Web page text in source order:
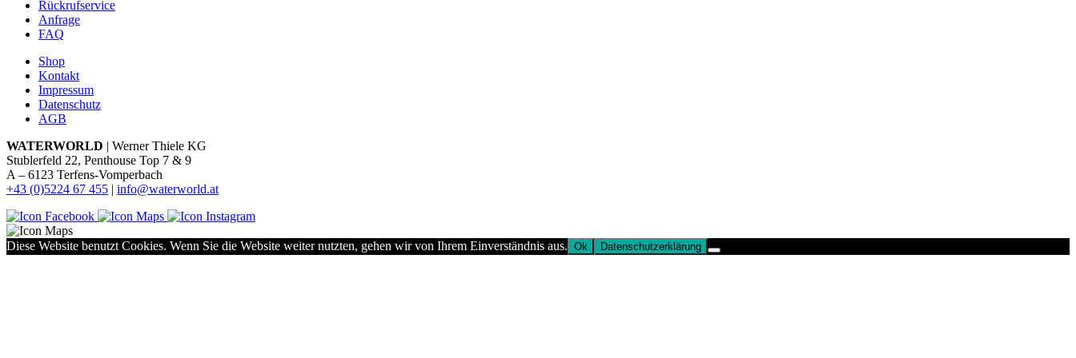
Rückrufservice
Anfrage
FAQ
Shop
Kontakt
Impressum
Datenschutz
AGB
WATERWORLD | Werner Thiele KG
Stublerfeld 22, Penthouse Top 7 & 9
A – 6123 Terfens-Vomperbach
+43 (0)5224 67 455 | info@waterworld.at
Diese Website benutzt Cookies. Wenn Sie die Website weiter nutzten, gehen wir von Ihrem Einverständnis aus. Ok Datenschutzerklärung